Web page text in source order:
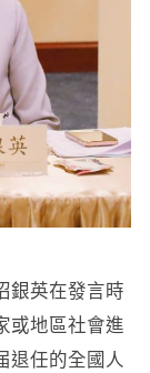
銀英在發言時
或地區社會進
退任的全國人